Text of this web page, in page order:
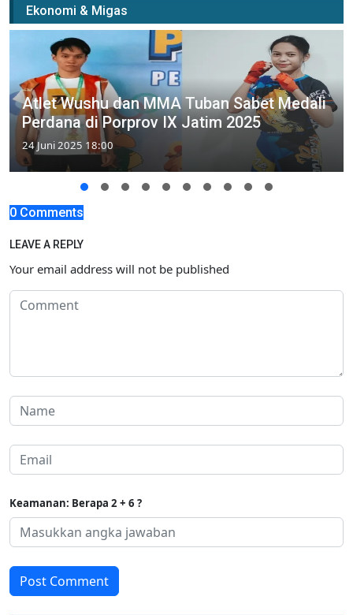
Ekonomi & Migas
Atlet Wushu dan MMA Tuban Sabet Medali
Perdana di Porprov IX Jatim 2025
24 Juni 2025 18:00
0 Comments
LEAVE A REPLY
Your email address will not be published
Keamanan: Berapa 2 + 6 ?
Post Comment